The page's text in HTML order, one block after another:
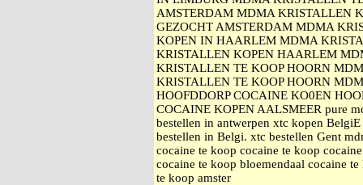
AMSTERDAM MDMA KRISTALLEN
GEZOCHT AMSTERDAM MDMA
KOPEN IN HAARLEM MDMA
KRISTALLEN KOPEN HAARLEM
KRISTALLEN TE KOOP HOORN
KRISTALLEN TE KOOP HOORN
HOOFDDORP COCAINE KO0EN
COCAINE KOPEN AALSMEER pure
bestellen in antwerpen xtc kopen
bestellen in Belgi. xtc bestellen Gent
cocaine te koop cocaine te koop
cocaine te koop bloemendaal cocaine
te koop amster